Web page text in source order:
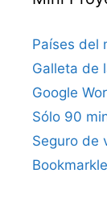
Países del
Galleta de
Google
Sólo 90
Seguro de